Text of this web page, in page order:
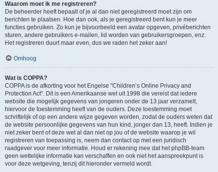
Waarom moet ik me registreren?
De beheerder heeft bepaalt of je al dan niet geregistreerd moet zijn om
berichten te plaatsen. Hoe dan ook, als je geregistreerd bent kun je meer
functies gebruiken. Zo kun je bijvoorbeeld een avatar opgeven, privéberichten
sturen, andere gebruikers e-mailen, lid worden van gebruikersgroepen, enz.
Het registreren duurt maar even, dus we raden het zeker aan!
Omhoog
Wat is COPPA?
COPPA is de afkorting voor het Engelse "Children’s Online Privacy and
Protection Act". Dit is een Amerikaanse wet uit 1998 die vereist dat iedere
website die mogelijk gegevens van jongeren onder de 13 jaar verzamelt,
hiervoor de toestemming heeft van de ouders. Deze toestemming moet
schriftelijk of op een andere wijze gegeven worden, zodat de ouders weten dat
de website persoonlijke gegevens van hun kind, jonger dan 13, heeft. Indien je
niet zeker bent of deze wet al dan niet op jou of de website waarop je wil
registreren van toepassing is, neem dan contact op met een juridisch
raadgever voor meer informatie. Houd er rekening mee dat het phpBB-team
geen wettelijke informatie kan verschaffen en ook niet het aanspreekpunt is
voor deze wetgeving, tenzij dit hieronder vermeld wordt.